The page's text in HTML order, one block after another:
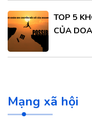
TOP 5
CỦA
Mạng xã hội